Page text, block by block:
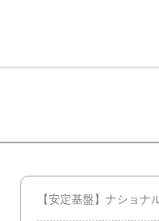
【安定基盤】ナショ